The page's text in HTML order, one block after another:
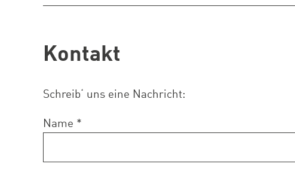
Kontakt
Schreib‘ uns eine Nachricht:
Name *